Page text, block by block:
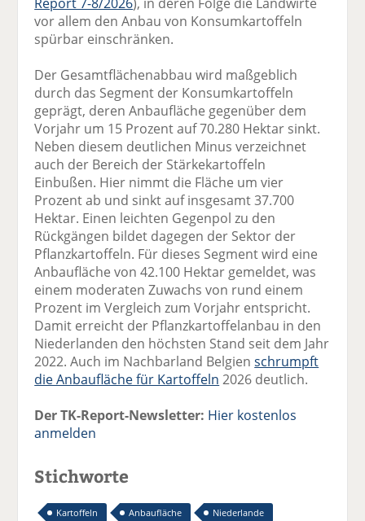
vor allem den Anbau von Konsumkartoffeln
spürbar einschränken.
Der Gesamtflächenabbau wird maßgeblich
durch das Segment der Konsumkartoffeln
geprägt, deren Anbaufläche gegenüber dem
Vorjahr um 15 Prozent auf 70.280 Hektar sinkt.
Neben diesem deutlichen Minus verzeichnet
auch der Bereich der Stärkekartoffeln
Einbußen. Hier nimmt die Fläche um vier
Prozent ab und sinkt auf insgesamt 37.700
Hektar. Einen leichten Gegenpol zu den
Rückgängen bildet dagegen der Sektor der
Pflanzkartoffeln. Für dieses Segment wird eine
Anbaufläche von 42.100 Hektar gemeldet, was
einem moderaten Zuwachs von rund einem
Prozent im Vergleich zum Vorjahr entspricht.
Damit erreicht der Pflanzkartoffelanbau in den
Niederlanden den höchsten Stand seit dem Jahr
2022. Auch im Nachbarland Belgienschrumpft
die Anbaufläche für Kartoffeln 2026 deutlich.
Der TK-Report-Newsletter: Hier kostenlos
anmelden
Stichworte
Kartoffeln Anbaufläche Niederlande